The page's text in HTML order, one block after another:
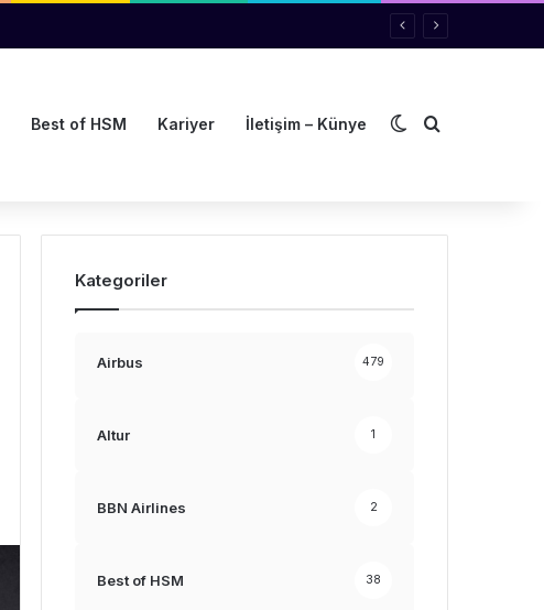
Best of HSM Kariyer İletişim – Künye Dış görünümü
Arama yap
Kategoriler
Airbus 479
Altur 1
BBN Airlines 2
Best of HSM 38